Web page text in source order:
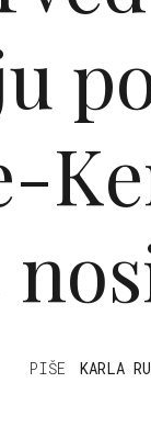
PIŠE KARLA